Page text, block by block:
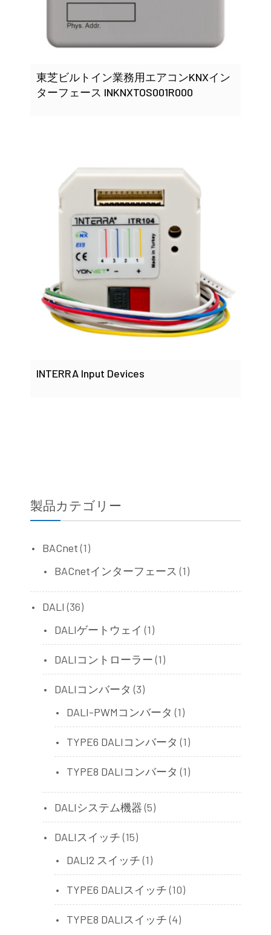
東芝ビルトイン業務用エアコンKNXイン
ターフェース INKNXTOS001R000
INTERRA Input Devices
製品カテゴリー
BACnet (1)
BACnetインターフェース (1)
DALI (36)
DALIゲートウェイ (1)
DALIコントローラー (1)
DALIコンバータ (3)
DALI-PWMコンバータ (1)
TYPE6 DALIコンバータ (1)
TYPE8 DALIコンバータ (1)
DALIシステム機器 (5)
DALIスイッチ (15)
DALI2 スイッチ (1)
TYPE6 DALIスイッチ (10)
TYPE8 DALIスイッチ (4)